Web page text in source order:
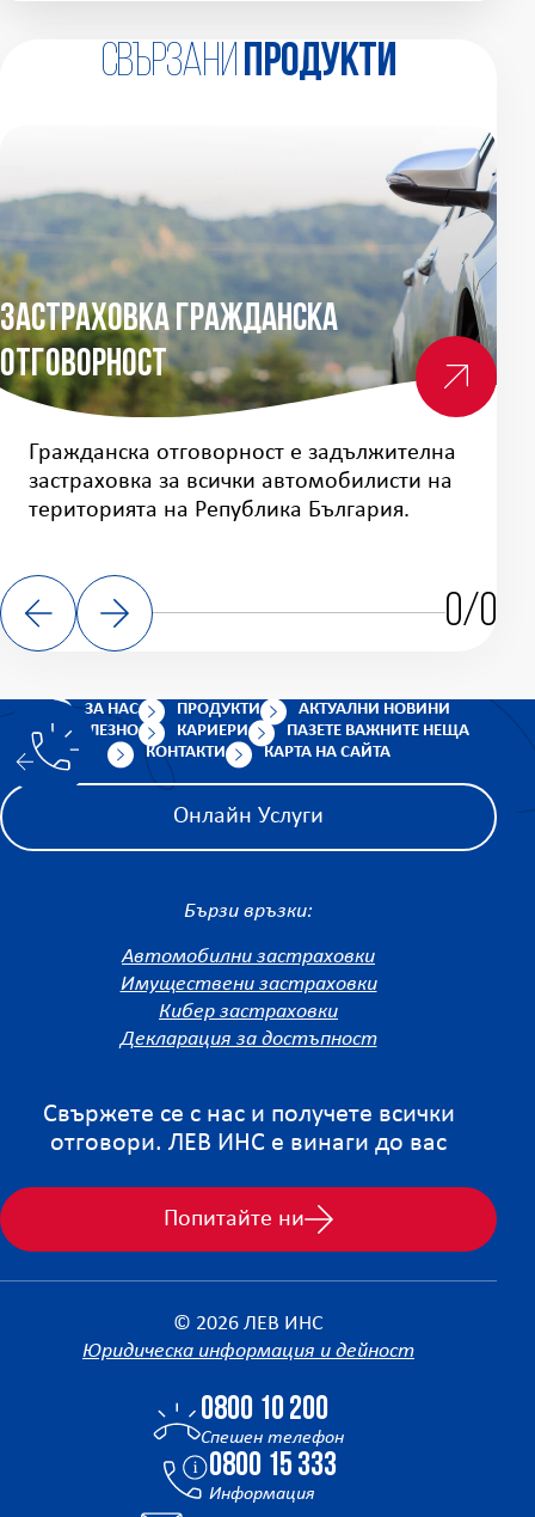
Свързанипродукти
Застраховка Гражданска
Отговорност
Гражданска отговорност е задължителна
застраховка за всички автомобилисти на
територията на Република България.
0/0
ЗА НАС ПРОДУКТИ
АКТУАЛНИ НОВИНИ
ПОЛЕЗНО
КАРИЕРИ
ПАЗЕТЕ ВАЖНИТЕ НЕЩА
КОНТАКТИ
КАРТА НА САЙТА
Онлайн Услуги
Бързи връзки:
Автомобилни застраховки
Имуществени застраховки
Кибер застраховки
Декларация за достъпност
Свържете се с нас и получете всички
отговори. ЛЕВ ИНС е винаги до вас
Попитайте ни
© 2026 ЛЕВ ИНС
Юридическа информация и дейност
0800 10 200
Спешен телефон
0800 15 333
Информация